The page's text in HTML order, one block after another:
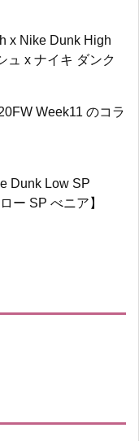
x Nike Dunk High
ュ x ナイキ ダンク
Week11 のコラ
Dunk Low SP
ー SP べニア】